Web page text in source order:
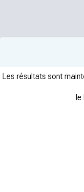
Les résultats sont